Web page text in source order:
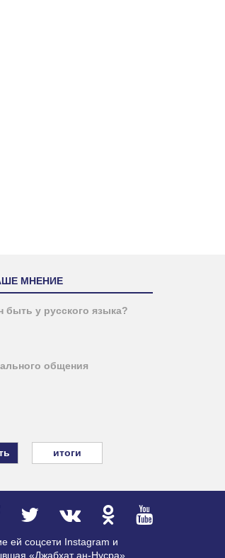
МНЕНИЕ
быть у русского языка?
общения
итоги
ей соцсети Instagram и
«Джабхат ан-Нусра»,